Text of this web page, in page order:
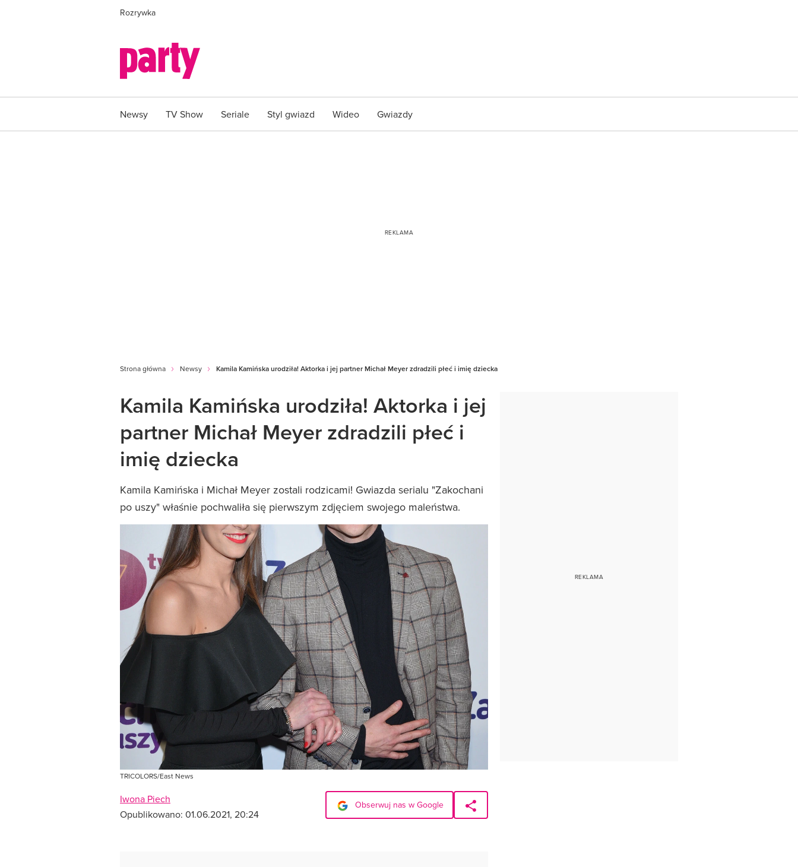
Rozrywka
Newsy TV Show Seriale Styl gwiazd Wideo Gwiazdy
Strona główna Newsy Kamila Kamińska urodziła! Aktorka i jej partner Michał Meyer zdradzili płeć i imię dziecka
Kamila Kamińska urodziła! Aktorka i jej
partner Michał Meyer zdradzili płeć i
imię dziecka
Kamila Kamińska i Michał Meyer zostali rodzicami! Gwiazda serialu "Zakochani
po uszy" właśnie pochwaliła się pierwszym zdjęciem swojego maleństwa.
TRICOLORS/East News
Iwona Piech
Opublikowano: 01.06.2021, 20:24
Obserwuj nas w Google